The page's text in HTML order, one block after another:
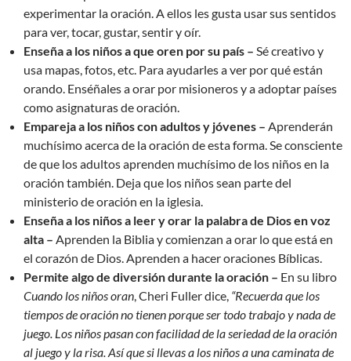
experimentar la oración. A ellos les gusta usar sus sentidos
para ver, tocar, gustar, sentir y oír.
Enseña a los niños a que oren por su país – Sé creativo y
usa mapas, fotos, etc. Para ayudarles a ver por qué están
orando. Enséñales a orar por misioneros y a adoptar países
como asignaturas de oración.
Empareja a los niños con adultos y jóvenes – Aprenderán
muchísimo acerca de la oración de esta forma. Se consciente
de que los adultos aprenden muchísimo de los niños en la
oración también. Deja que los niños sean parte del
ministerio de oración en la iglesia.
Enseña a los niños a leer y orar la palabra de Dios en voz
alta – Aprenden la Biblia y comienzan a orar lo que está en
el corazón de Dios. Aprenden a hacer oraciones Bíblicas.
Permite algo de diversión durante la oración – En su libro
Cuando los niños oran, Cheri Fuller dice, “Recuerda que los
tiempos de oración no tienen porque ser todo trabajo y nada de
juego. Los niños pasan con facilidad de la seriedad de la oración
al juego y la risa. Así que si llevas a los niños a una caminata de